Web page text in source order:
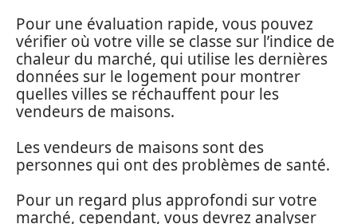
Pour une évaluation rapide, vous pouvez
vérifier où votre ville se classe sur l’indice de
chaleur du marché, qui utilise les dernières
données sur le logement pour montrer
quelles villes se réchauffent pour les
vendeurs de maisons.
Les vendeurs de maisons sont des
personnes qui ont des problèmes de santé.
Pour un regard plus approfondi sur votre
marché, cependant, vous devrez analyser